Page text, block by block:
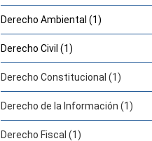
Derecho Ambiental (1)
Derecho Civil (1)
Derecho Constitucional (1)
Derecho de la Información (1)
Derecho Fiscal (1)